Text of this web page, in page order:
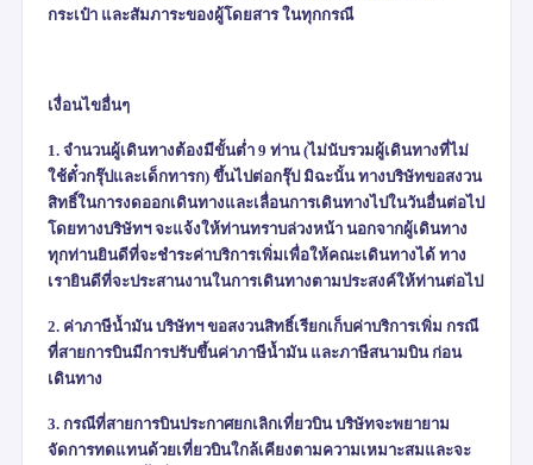
กระเป๋า และสัมภาระของผู้โดยสาร ในทุกกรณี
เงื่อนไขอื่นๆ
1. จำนวนผู้เดินทางต้องมีขั้นต่ำ 9 ท่าน (ไม่นับรวมผู้เดินทางที่ไม่
ใช้ตั๋วกรุ๊ปและเด็กทารก) ขึ้นไปต่อกรุ๊ป มิฉะนั้น ทางบริษัทขอสงวน
สิทธิ์ในการงดออกเดินทางและเลื่อนการเดินทางไปในวันอื่นต่อไป
โดยทางบริษัทฯ จะแจ้งให้ท่านทราบล่วงหน้า นอกจากผู้เดินทาง
ทุกท่านยินดีที่จะชำระค่าบริการเพิ่มเพื่อให้คณะเดินทางได้ ทาง
เรายินดีที่จะประสานงานในการเดินทางตามประสงค์ให้ท่านต่อไป
2. ค่าภาษีน้ำมัน บริษัทฯ ขอสงวนสิทธิ์เรียกเก็บค่าบริการเพิ่ม กรณี
ที่สายการบินมีการปรับขึ้นค่าภาษีน้ำมัน และภาษีสนามบิน ก่อน
เดินทาง
3. กรณีที่สายการบินประกาศยกเลิกเที่ยวบิน บริษัทจะพยายาม
จัดการทดแทนด้วยเที่ยวบินใกล้เคียงตามความเหมาะสมและจะ